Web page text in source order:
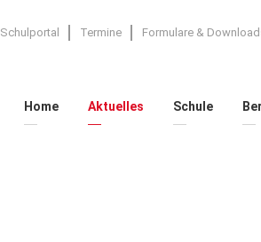
Schulportal Termine Formulare &
Home Aktuelles Schule